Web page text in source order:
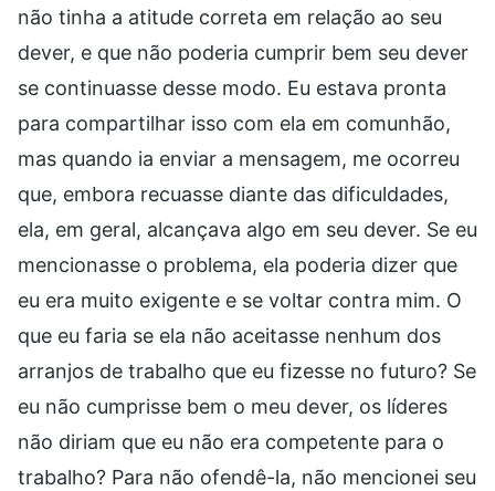
não tinha a atitude correta em relação ao seu
dever, e que não poderia cumprir bem seu dever
se continuasse desse modo. Eu estava pronta
para compartilhar isso com ela em comunhão,
mas quando ia enviar a mensagem, me ocorreu
que, embora recuasse diante das dificuldades,
ela, em geral, alcançava algo em seu dever. Se eu
mencionasse o problema, ela poderia dizer que
eu era muito exigente e se voltar contra mim. O
que eu faria se ela não aceitasse nenhum dos
arranjos de trabalho que eu fizesse no futuro? Se
eu não cumprisse bem o meu dever, os líderes
não diriam que eu não era competente para o
trabalho? Para não ofendê-la, não mencionei seu